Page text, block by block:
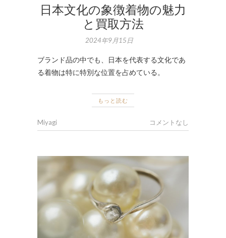
日本文化の象徴着物の魅力
と買取方法
2024年9月15日
ブランド品の中でも、日本を代表する文化であ
る着物は特に特別な位置を占めている。
もっと読む
Miyagi コメントなし